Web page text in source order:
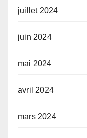
juillet 2024
juin 2024
mai 2024
avril 2024
mars 2024